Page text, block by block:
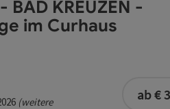
BAD KREUZEN -
im Curhaus
(weitere
ab €